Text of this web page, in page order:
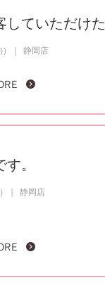
していただけた
静岡店
。
静岡店